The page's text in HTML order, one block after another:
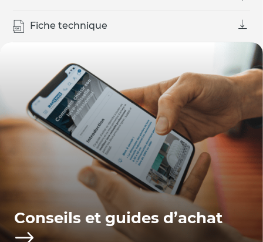
Fiche technique
Conseils et guides d’achat